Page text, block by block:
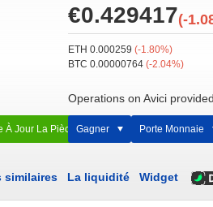
À Jour La Pièce
€0.429417(-
ETH 0.000259(-1.80%)
BTC 0.00000764(-2.04%)
Operations on Avici
Gagner Porte Monnaie
similaires La liquidité Widget